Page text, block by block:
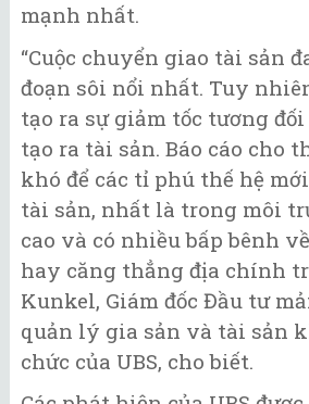
mạnh nhất.
“Cuộc chuyển giao tài sản
đoạn sôi nổi nhất. Tuy
tạo ra sự giảm tốc tương
tạo ra tài sản. Báo cáo cho
khó để các tỉ phú thế hệ
tài sản, nhất là trong môi
cao và có nhiều bấp bênh
hay căng thẳng địa chính
Kunkel, Giám đốc Đầu tư
quản lý gia sản và tài sản
chức của UBS, cho biết.